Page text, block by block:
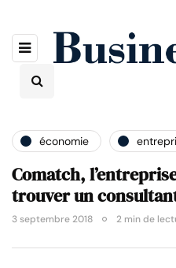
économie
Comatch,
trouver un
3 septembre 2018 2 min de